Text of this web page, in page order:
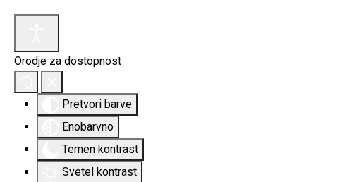
Orodje za dostopnost
Pretvori barve
Enobarvno
Temen kontrast
Svetel kontrast